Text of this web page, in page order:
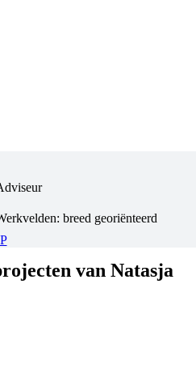
breed georiënteerd
van Natasja